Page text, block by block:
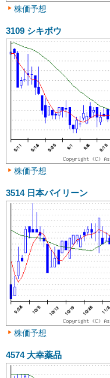
株価予想
3109 シキボウ
株価予想
3514 日本バイリーン
株価予想
4574 大幸薬品